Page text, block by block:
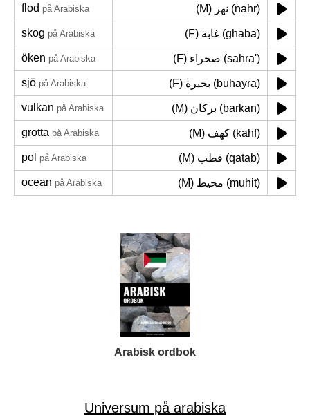
flod på Arabiska (M) نهر (nahr)
skog på Arabiska (F) غابة (ghaba)
öken på Arabiska (F) صحراء (sahra')
sjö på Arabiska (F) بحيرة (buhayra)
vulkan på Arabiska (M) بركان (barkan)
grotta på Arabiska (M) كهف (kahf)
pol på Arabiska (M) قطب (qatab)
ocean på Arabiska (M) محيط (muhit)
Arabisk ordbok
Universum på arabiska